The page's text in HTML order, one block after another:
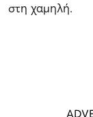
στη χαμηλή.